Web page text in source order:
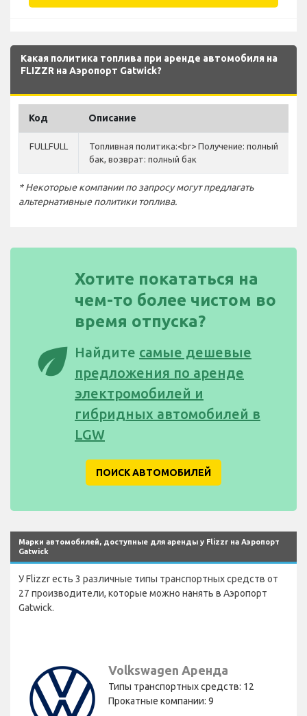
Какая политика топлива при аренде автомобиля на
FLIZZR на Аэропорт Gatwick?
Код Описание
FULLFULL
Топливная политика:<br> Получение: полный
бак, возврат: полный бак
* Некоторые компании по запросу могут предлагать
альтернативные политики топлива.
eco
Хотите покататься на
чем-то более чистом во
время отпуска?
Найдите самые дешевые
предложения по аренде
электромобилей и
гибридных автомобилей в
LGW
ПОИСК АВТОМОБИЛЕЙ
Марки автомобилей, доступные для аренды у Flizzr на Аэропорт
Gatwick
У Flizzr есть 3 различные типы транспортных средств от
27 производители, которые можно нанять в Аэропорт
Gatwick.
Volkswagen Аренда
Типы транспортных средств: 12
Прокатные компании: 9